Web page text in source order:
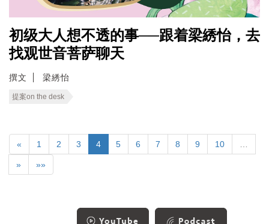
初级大人想不透的事──跟着梁綉怡，去
找观世音菩萨聊天
撰文 梁綉怡
提案on the desk
« 1 2 3 4 5 6 7 8 9 10
» »»